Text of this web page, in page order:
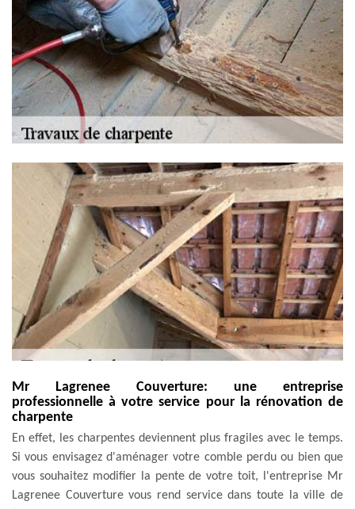
Mr Lagrenee Couverture: une entreprise
professionnelle à votre service pour la rénovation de
charpente
En effet, les charpentes deviennent plus fragiles avec le temps.
Si vous envisagez d'aménager votre comble perdu ou bien que
vous souhaitez modifier la pente de votre toit, l'entreprise Mr
Lagrenee Couverture vous rend service dans toute la ville de